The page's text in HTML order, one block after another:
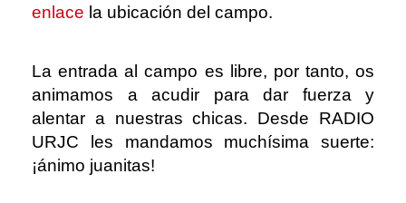
enlace la ubicación del campo.
La entrada al campo es libre, por tanto, os
animamos a acudir para dar fuerza y
alentar a nuestras chicas. Desde RADIO
URJC les mandamos muchísima suerte:
¡ánimo juanitas!